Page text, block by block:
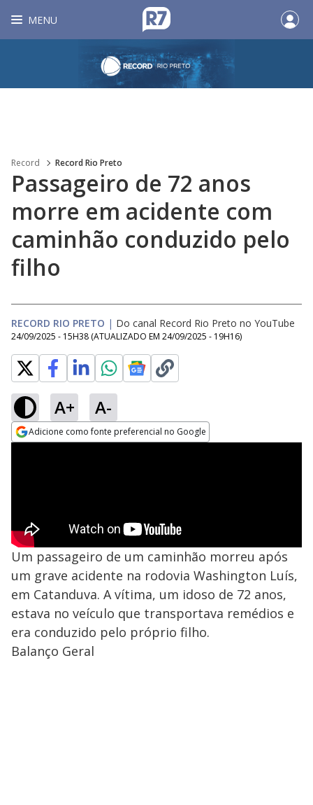
MENU
Record Record Rio Preto
Passageiro de 72 anos
morre em acidente com
caminhão conduzido pelo
filho
RECORD RIO PRETO | Do canal Record Rio Preto no YouTube
24/09/2025 - 15H38 (ATUALIZADO EM 24/09/2025 - 19H16)
A+ A-
Adicione como fonte preferencial no Google
Um passageiro de um caminhão morreu após
um grave acidente na rodovia Washington Luís,
em Catanduva. A vítima, um idoso de 72 anos,
estava no veículo que transportava remédios e
era conduzido pelo próprio filho.
Balanço Geral